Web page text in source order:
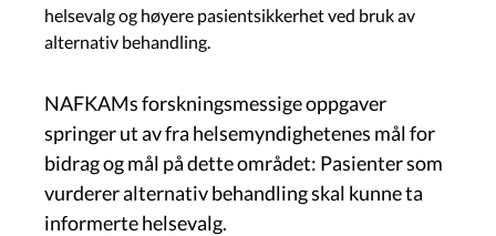
helsevalg og høyere pasientsikkerhet ved bruk av
alternativ behandling.
NAFKAMs forskningsmessige oppgaver
springer ut av fra helsemyndighetenes mål for
bidrag og mål på dette området: Pasienter som
vurderer alternativ behandling skal kunne ta
informerte helsevalg.